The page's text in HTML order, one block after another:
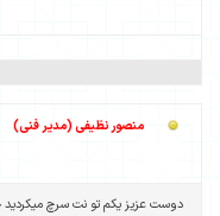
منصور نظیفی (مدیر فنی)
دوست عزیز یکم تو نت سرچ